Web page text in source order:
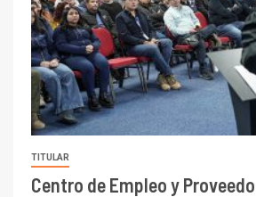
TITULAR
Centro de Empleo y